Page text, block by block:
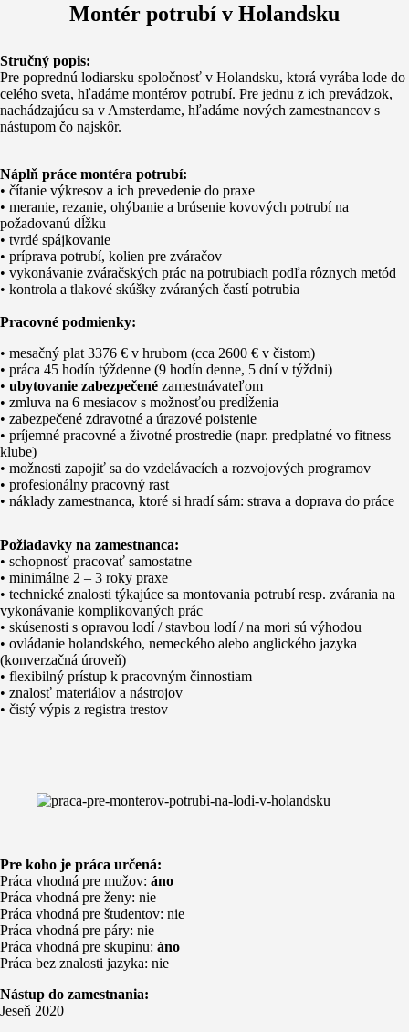
Montér potrubí v Holandsku
Stručný popis:
Pre poprednú lodiarsku spoločnosť v Holandsku, ktorá vyrába lode do
celého sveta, hľadáme montérov potrubí. Pre jednu z ich prevádzok,
nachádzajúcu sa v Amsterdame, hľadáme nových zamestnancov s
nástupom čo najskôr.
Náplň práce montéra potrubí:
• čítanie výkresov a ich prevedenie do praxe
• meranie, rezanie, ohýbanie a brúsenie kovových potrubí na
požadovanú dĺžku
• tvrdé spájkovanie
• príprava potrubí, kolien pre zváračov
• vykonávanie zváračských prác na potrubiach podľa rôznych metód
• kontrola a tlakové skúšky zváraných častí potrubia
Pracovné podmienky:
• mesačný plat 3376 € v hrubom (cca 2600 € v čistom)
• práca 45 hodín týždenne (9 hodín denne, 5 dní v týždni)
• ubytovanie zabezpečené zamestnávateľom
• zmluva na 6 mesiacov s možnosťou predĺženia
• zabezpečené zdravotné a úrazové poistenie
• príjemné pracovné a životné prostredie (napr. predplatné vo fitness
klube)
• možnosti zapojiť sa do vzdelávacích a rozvojových programov
• profesionálny pracovný rast
• náklady zamestnanca, ktoré si hradí sám: strava a doprava do práce
Požiadavky na zamestnanca:
• schopnosť pracovať samostatne
• minimálne 2 – 3 roky praxe
• technické znalosti týkajúce sa montovania potrubí resp. zvárania na
vykonávanie komplikovaných prác
• skúsenosti s opravou lodí / stavbou lodí / na mori sú výhodou
• ovládanie holandského, nemeckého alebo anglického jazyka
(konverzačná úroveň)
• flexibilný prístup k pracovným činnostiam
• znalosť materiálov a nástrojov
• čistý výpis z registra trestov
Pre koho je práca určená:
Práca vhodná pre mužov: áno
Práca vhodná pre ženy: nie
Práca vhodná pre študentov: nie
Práca vhodná pre páry: nie
Práca vhodná pre skupinu: áno
Práca bez znalosti jazyka: nie
Nástup do zamestnania:
Jeseň 2020